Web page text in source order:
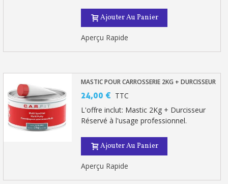
Inscription à la newsletter : 5€ de réduction
Livraison offerte en France métropolitaine pour 250€ d'achats
Partagez vos créations et obtenez des bons d'achat
Gagnez des points de fidélité à chaque commande
Livraison sous 24 h en France Métropolitaine
Réduction de 5€ sur la première commande
Ajouter Au Panier
Aperçu Rapide
MASTIC POUR CARROSSERIE 2KG + DURCISSEUR
24,00 € TTC
L'offre inclut: Mastic 2Kg + Durcisseur
Réservé à l'usage professionnel.
Ajouter Au Panier
Aperçu Rapide